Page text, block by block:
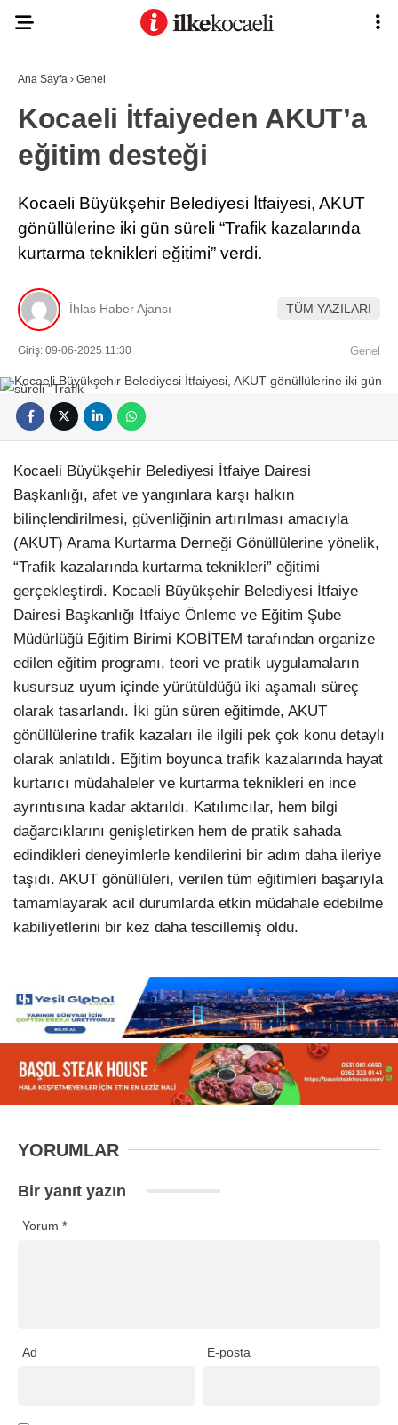
Ana Sayfa › Genel
Kocaeli İtfaiyeden AKUT’a
eğitim desteği
Kocaeli Büyükşehir Belediyesi İtfaiyesi, AKUT
gönüllülerine iki gün süreli “Trafik kazalarında
kurtarma teknikleri eğitimi” verdi.
İhlas Haber Ajansı TÜM YAZILARI
Giriş: 09-06-2025 11:30 Genel
Kocaeli Büyükşehir Belediyesi İtfaiye Dairesi
Başkanlığı, afet ve yangınlara karşı halkın
bilinçlendirilmesi, güvenliğinin artırılması amacıyla
(AKUT) Arama Kurtarma Derneği Gönüllülerine yönelik,
“Trafik kazalarında kurtarma teknikleri” eğitimi
gerçekleştirdi. Kocaeli Büyükşehir Belediyesi İtfaiye
Dairesi Başkanlığı İtfaiye Önleme ve Eğitim Şube
Müdürlüğü Eğitim Birimi KOBİTEM tarafından organize
edilen eğitim programı, teori ve pratik uygulamaların
kusursuz uyum içinde yürütüldüğü iki aşamalı süreç
olarak tasarlandı. İki gün süren eğitimde, AKUT
gönüllülerine trafik kazaları ile ilgili pek çok konu detaylı
olarak anlatıldı. Eğitim boyunca trafik kazalarında hayat
kurtarıcı müdahaleler ve kurtarma teknikleri en ince
ayrıntısına kadar aktarıldı. Katılımcılar, hem bilgi
dağarcıklarını genişletirken hem de pratik sahada
edindikleri deneyimlerle kendilerini bir adım daha ileriye
taşıdı. AKUT gönüllüleri, verilen tüm eğitimleri başarıyla
tamamlayarak acil durumlarda etkin müdahale edebilme
kabiliyetlerini bir kez daha tescillemiş oldu.
YORUMLAR
Bir yanıt yazın
Yorum *
Ad E-posta